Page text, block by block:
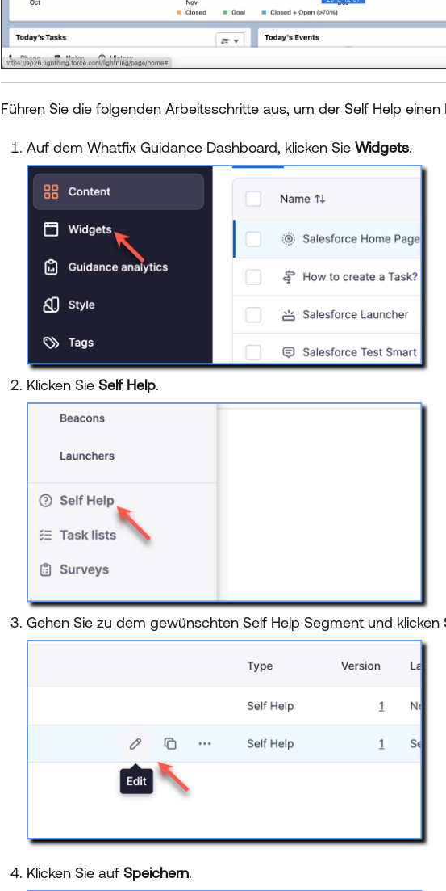
Führen Sie die folgenden Arbeitsschritte aus, um der Self Help einen
Auf dem Whatfix Guidance Dashboard, klicken Sie Widgets.
Klicken Sie Self Help.
Gehen Sie zu dem gewünschten Self Help Segment und klicken
Klicken Sie auf Speichern.